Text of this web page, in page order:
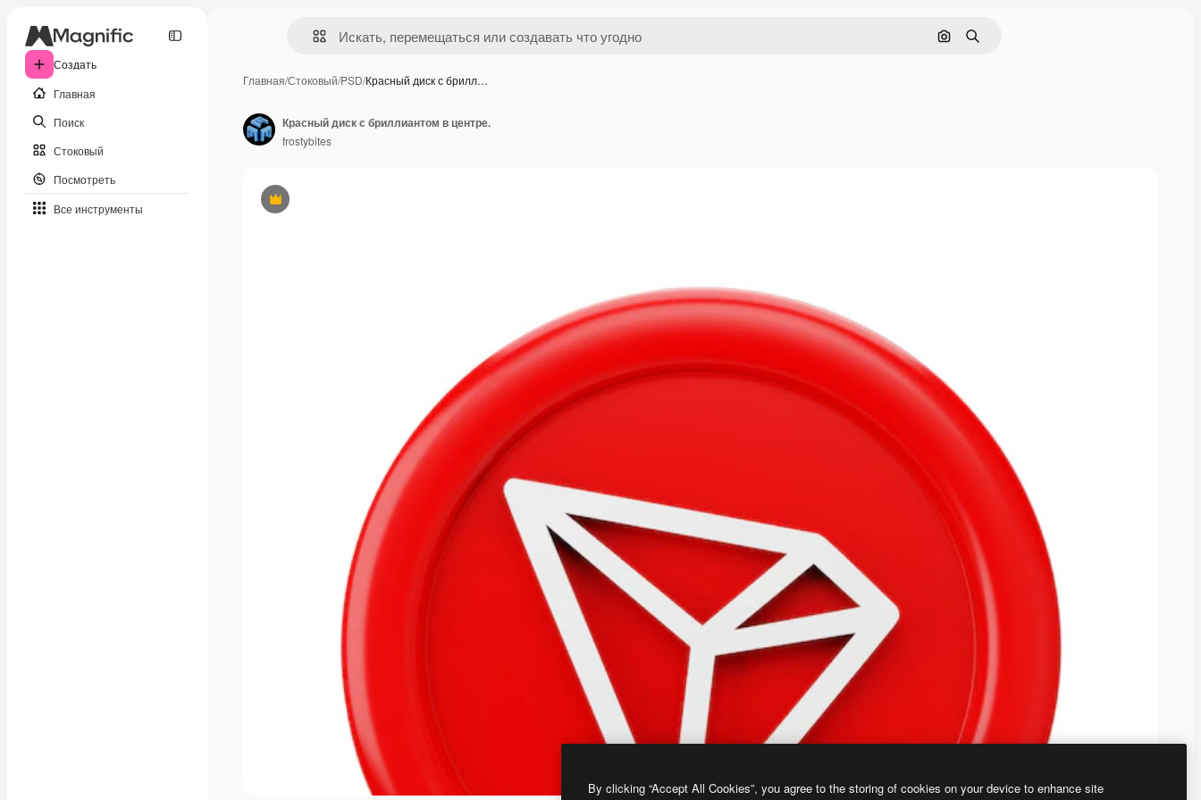
Создать
Главная
Поиск
Стоковый
Посмотреть
Все инструменты
Поиск по изображению
Поиск
Главная/Стоковый/PSD/Красный диск с брилл…
Премиум
Красный диск с бриллиантом в центре.
frostybites
By clicking “Accept All Cookies”, you agree to the storing of cookies on your device to enhance site